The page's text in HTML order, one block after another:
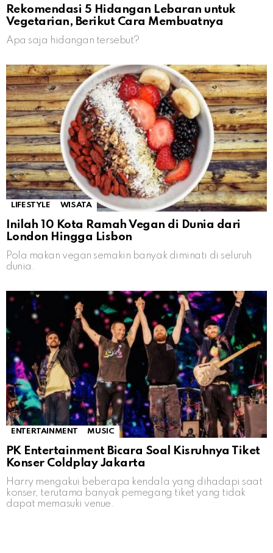
Rekomendasi 5 Hidangan Lebaran untuk
Vegetarian, Berikut Cara Membuatnya
Apa saja hidangan tersebut?
LIFESTYLE WISATA
Inilah 10 Kota Ramah Vegan di Dunia dari
London Hingga Lisbon
Pola makan vegan semakin banyak diminati di seluruh
dunia.
ENTERTAINMENT MUSIC
PK Entertainment Bicara Soal Kisruhnya Tiket
Konser Coldplay Jakarta
Harry mengakui beberapa kendala yang dihadapi saat
konser, terutama banyak pemegang tiket yang tidak
dapat memasuki venue.